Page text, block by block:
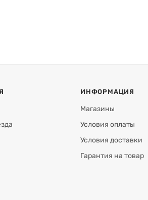
ИНФОРМАЦИЯ
Магазины
Условия оплаты
Условия доставки
Гарантия на товар